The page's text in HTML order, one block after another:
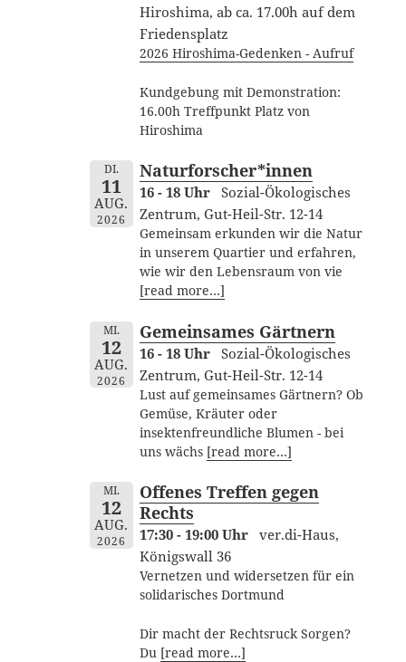
Hiroshima, ab ca. 17.00h auf dem
Friedensplatz
2026 Hiroshima-Gedenken - Aufruf
Kundgebung mit Demonstration:
16.00h Treffpunkt Platz von
Hiroshima
DI.
11
AUG.
2026
Naturforscher*innen
16 - 18 Uhr
Sozial-Ökologisches
Zentrum, Gut-Heil-Str. 12-14
Gemeinsam erkunden wir die Natur
in unserem Quartier und erfahren,
wie wir den Lebensraum von vie
[read more…]
MI.
12
AUG.
2026
Gemeinsames Gärtnern
16 - 18 Uhr
Sozial-Ökologisches
Zentrum, Gut-Heil-Str. 12-14
Lust auf gemeinsames Gärtnern? Ob
Gemüse, Kräuter oder
insektenfreundliche Blumen - bei
uns wächs [read more…]
MI.
12
AUG.
2026
Offenes Treffen gegen
Rechts
17:30 - 19:00 Uhr
ver.di-Haus,
Königswall 36
Vernetzen und widersetzen für ein
solidarisches Dortmund
Dir macht der Rechtsruck Sorgen?
Du [read more…]